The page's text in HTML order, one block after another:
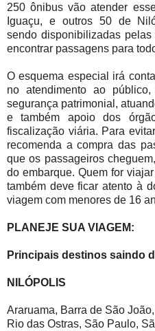
250 ônibus vão atender
Iguaçu, e outros 50 de
sendo disponibilizadas
encontrar passagens para
O esquema especial irá
no atendimento ao
segurança patrimonial,
e também apoio dos
fiscalização viária. Para
recomenda a compra das
que os passageiros
do embarque. Quem for
também deve ficar atento à
viagem com menores de 16
PLANEJE SUA VIAGEM:
Principais destinos saindo
NILÓPOLIS
Araruama, Barra de São
Rio das Ostras, São Paulo,